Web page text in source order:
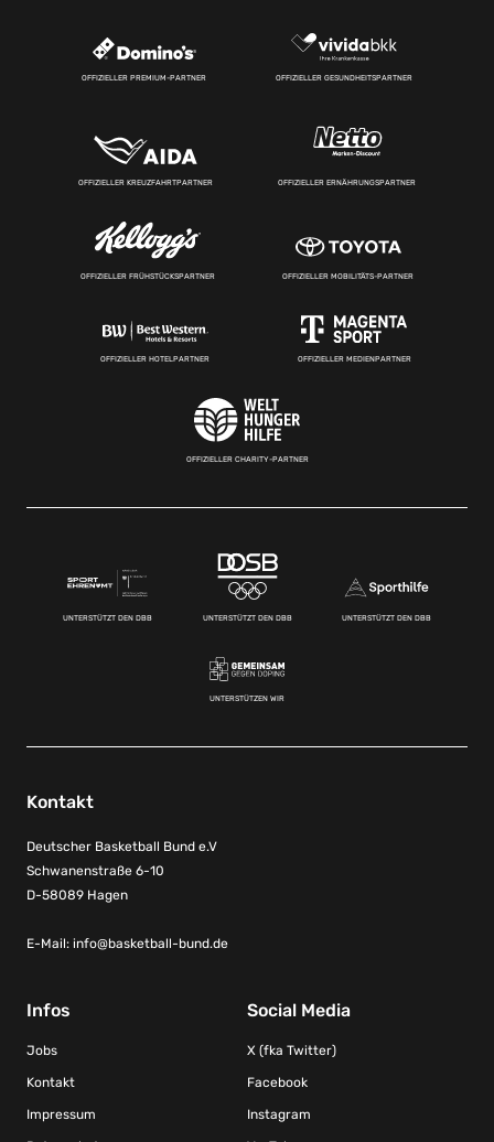
OFFIZIELLER PREMIUM-PARTNER OFFIZIELLER GESUNDHEITSPARTNER
OFFIZIELLER KREUZFAHRTPARTNER OFFIZIELLER ERNÄHRUNGSPARTNER
OFFIZIELLER FRÜHSTÜCKSPARTNER OFFIZIELLER MOBILITÄTS-PARTNER
OFFIZIELLER HOTELPARTNER OFFIZIELLER MEDIENPARTNER
OFFIZIELLER CHARITY-PARTNER
UNTERSTÜTZT DEN DBB UNTERSTÜTZT DEN DBB UNTERSTÜTZT DEN DBB
UNTERSTÜTZEN WIR
Kontakt
Deutscher Basketball Bund e.V
Schwanenstraße 6-10
D-58089 Hagen
E-Mail: info@basketball-bund.de
Infos
Jobs
Kontakt
Impressum
Social Media
X (fka Twitter)
Facebook
Instagram